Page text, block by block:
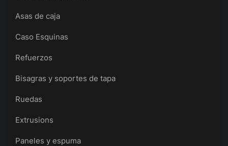
Asas de caja
Caso Esquinas
Refuerzos
Bisagras y soportes de tapa
Ruedas
Extrusions
Paneles y espuma